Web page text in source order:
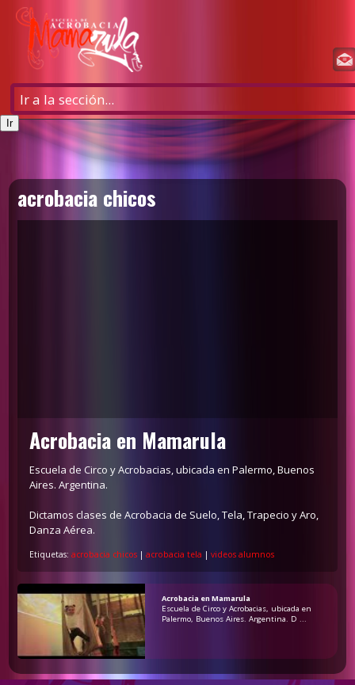
acrobacia chicos
Acrobacia en Mamarula
Escuela de Circo y Acrobacias, ubicada en Palermo, Buenos
Aires. Argentina.
Dictamos clases de Acrobacia de Suelo, Tela, Trapecio y Aro,
Danza Aérea.
Etiquetas:acrobacia chicos |acrobacia tela |videos alumnos
Acrobacia en Mamarula
Escuela de Circo y Acrobacias, ubicada en
Palermo, Buenos Aires. Argentina. D ...